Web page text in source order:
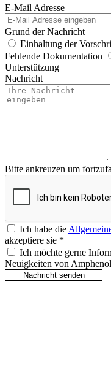
E-Mail Adresse
Grund der Nachricht
Einhaltung der
Fehlende Dokumentation
Unterstützung
Nachricht
Bitte ankreuzen um
Ich habe die
akzeptiere sie *
Ich möchte gerne
Neuigkeiten von